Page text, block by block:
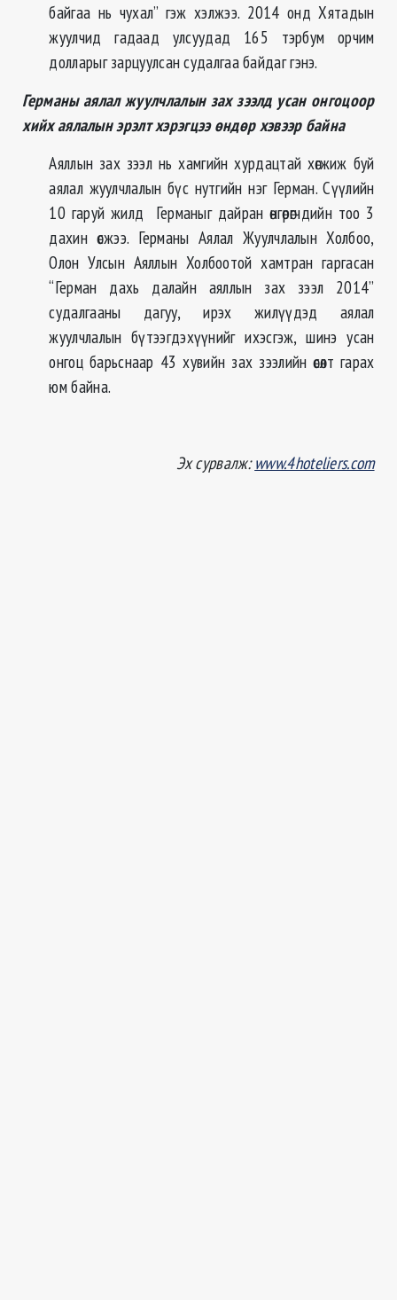
байгаа нь чухал” гэж хэлжээ. 2014 онд Хятадын
жуулчид гадаад улсуудад 165 тэрбум орчим
долларыг зарцуулсан судалгаа байдаг гэнэ.
Германы аялал жуулчлалын зах зээлд усан онгоцоор
хийх аялалын эрэлт хэрэгцээ өндөр хэвээр байна
Аяллын зах зээл нь хамгийн хурдацтай хөгжиж буй
аялал жуулчлалын бүс нутгийн нэг Герман. Сүүлийн
10 гаруй жилд Германыг дайран өнгөрөгчдийн тоо 3
дахин өсжээ. Германы Аялал Жуулчлалын Холбоо,
Олон Улсын Аяллын Холбоотой хамтран гаргасан
“Герман дахь далайн аяллын зах зээл 2014”
судалгааны дагуу, ирэх жилүүдэд аялал
жуулчлалын бүтээгдэхүүнийг ихэсгэж, шинэ усан
онгоц барьснаар 43 хувийн зах зээлийн өсөлт гарах
юм байна.
Эх сурвалж:www.4hoteliers.com